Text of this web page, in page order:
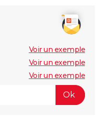
Voir un exemple
Voir un exemple
Voir un exemple